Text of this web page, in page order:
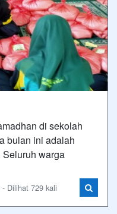
di sekolah
bulan ini adalah
warga
Dilihat 729 kali